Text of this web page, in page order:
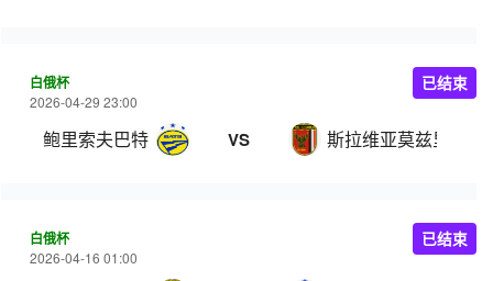
白俄杯
2026-04-29 23:00
鲍里索夫巴特 VS 斯拉维亚莫兹里
已结束
白俄杯
2026-04-16 01:00
已结束